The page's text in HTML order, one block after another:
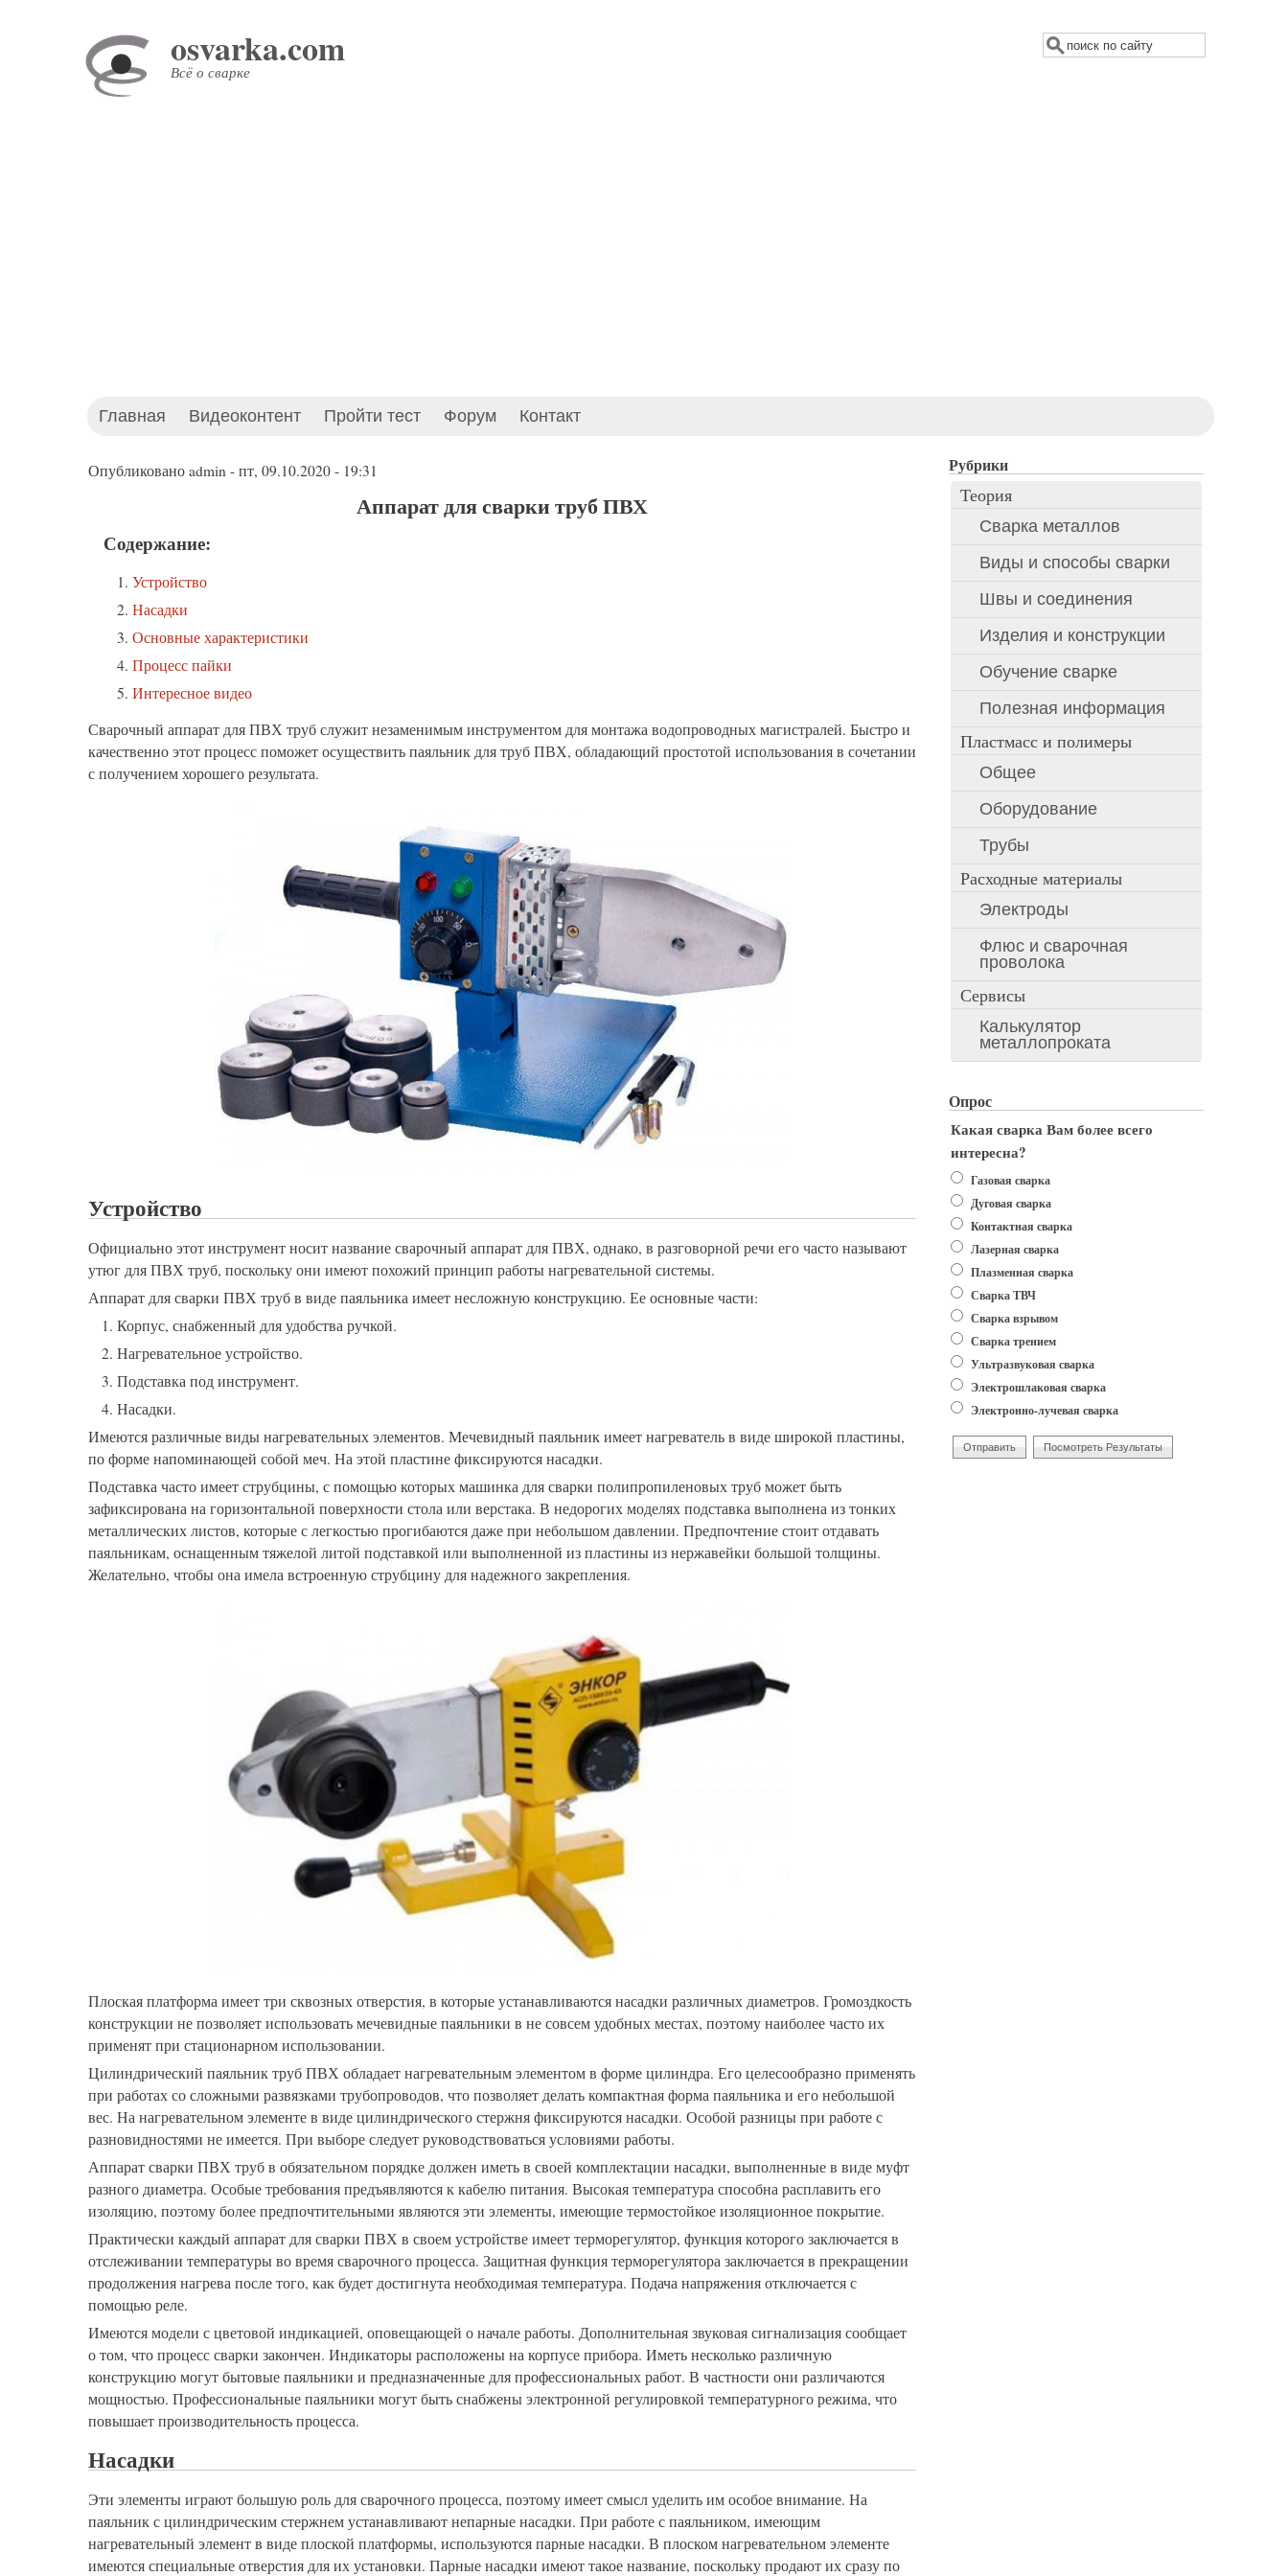
Поиск
osvarka.com
Всё о сварке
Основное
Главная Видеоконтент Пройти тест Форум Контакт
Опубликованоadmin -пт, 09.10.2020 - 19:31
Аппарат для сварки труб ПВХ
Содержание:
Устройство
Насадки
Основные характеристики
Процесс пайки
Интересное видео
Сварочный аппарат для ПВХ труб служит незаменимым инструментом для монтажа водопроводных магистралей. Быстро и
качественно этот процесс поможет осуществить паяльник для труб ПВХ, обладающий простотой использования в сочетании
с получением хорошего результата.
Устройство
Официально этот инструмент носит название сварочный аппарат для ПВХ, однако, в разговорной речи его часто называют
утюг для ПВХ труб, поскольку они имеют похожий принцип работы нагревательной системы.
Аппарат для сварки ПВХ труб в виде паяльника имеет несложную конструкцию. Ее основные части:
Корпус, снабженный для удобства ручкой.
Нагревательное устройство.
Подставка под инструмент.
Насадки.
Имеются различные виды нагревательных элементов. Мечевидный паяльник имеет нагреватель в виде широкой пластины,
по форме напоминающей собой меч. На этой пластине фиксируются насадки.
Подставка часто имеет струбцины, с помощью которых машинка для сварки полипропиленовых труб может быть
зафиксирована на горизонтальной поверхности стола или верстака. В недорогих моделях подставка выполнена из тонких
металлических листов, которые с легкостью прогибаются даже при небольшом давлении. Предпочтение стоит отдавать
паяльникам, оснащенным тяжелой литой подставкой или выполненной из пластины из нержавейки большой толщины.
Желательно, чтобы она имела встроенную струбцину для надежного закрепления.
Плоская платформа имеет три сквозных отверстия, в которые устанавливаются насадки различных диаметров. Громоздкость
конструкции не позволяет использовать мечевидные паяльники в не совсем удобных местах, поэтому наиболее часто их
применят при стационарном использовании.
Цилиндрический паяльник труб ПВХ обладает нагревательным элементом в форме цилиндра. Его целесообразно применять
при работах со сложными развязками трубопроводов, что позволяет делать компактная форма паяльника и его небольшой
вес. На нагревательном элементе в виде цилиндрического стержня фиксируются насадки. Особой разницы при работе с
разновидностями не имеется. При выборе следует руководствоваться условиями работы.
Аппарат сварки ПВХ труб в обязательном порядке должен иметь в своей комплектации насадки, выполненные в виде муфт
разного диаметра. Особые требования предъявляются к кабелю питания. Высокая температура способна расплавить его
изоляцию, поэтому более предпочтительными являются эти элементы, имеющие термостойкое изоляционное покрытие.
Практически каждый аппарат для сварки ПВХ в своем устройстве имеет терморегулятор, функция которого заключается в
отслеживании температуры во время сварочного процесса. Защитная функция терморегулятора заключается в прекращении
продолжения нагрева после того, как будет достигнута необходимая температура. Подача напряжения отключается с
помощью реле.
Имеются модели с цветовой индикацией, оповещающей о начале работы. Дополнительная звуковая сигнализация сообщает
о том, что процесс сварки закончен. Индикаторы расположены на корпусе прибора. Иметь несколько различную
конструкцию могут бытовые паяльники и предназначенные для профессиональных работ. В частности они различаются
мощностью. Профессиональные паяльники могут быть снабжены электронной регулировкой температурного режима, что
повышает производительность процесса.
Насадки
Эти элементы играют большую роль для сварочного процесса, поэтому имеет смысл уделить им особое внимание. На
паяльник с цилиндрическим стержнем устанавливают непарные насадки. При работе с паяльником, имеющим
нагревательный элемент в виде плоской платформы, используются парные насадки. В плоском нагревательном элементе
имеются специальные отверстия для их установки. Парные насадки имеют такое название, поскольку продают их сразу по
Рубрики
Теория
Сварка металлов
Виды и способы сварки
Швы и соединения
Изделия и конструкции
Обучение сварке
Полезная информация
Пластмасс и полимеры
Общее
Оборудование
Трубы
Расходные материалы
Электроды
Флюс и сварочная
проволока
Сервисы
Калькулятор
металлопроката
Опрос
Какая сварка Вам более всего
интересна?
Варианты
Газовая сварка
Дуговая сварка
Контактная сварка
Лазерная сварка
Плазменная сварка
Сварка ТВЧ
Сварка взрывом
Сварка трением
Ультразвуковая сварка
Электрошлаковая сварка
Электронно-лучевая сварка